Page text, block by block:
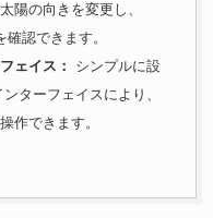
陽の向きを変更し、
認できます。
ェイス： シンプルに設
ターフェイスにより、
作できます。